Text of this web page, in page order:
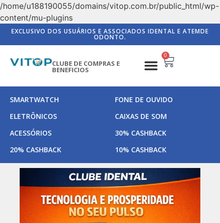
/home/u188190055/domains/vitop.com.br/public_html/wp-
content/mu-plugins
EXCLUSIVO DOS USUÁRIOS E ASSOCIADOS IDENTAL E ATEMDE
ODONTO.
CLUBE DE COMPRAS E
BENEFICIOS
0
SMARTWATCH
FONE DE OUVIDO
ELETRÔNICOS
CAIXAS DE SOM
ACESSÓRIOS
30% CASHBACK
20% CASHBACK
10% CASHBACK